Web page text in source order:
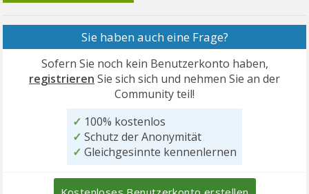
Sie haben auch eine Frage?
Sofern Sie noch kein Benutzerkonto haben,
registrieren Sie sich sich und nehmen Sie an der
Community teil!
✓ 100% kostenlos
✓ Schutz der Anonymität
✓ Gleichgesinnte kennenlernen